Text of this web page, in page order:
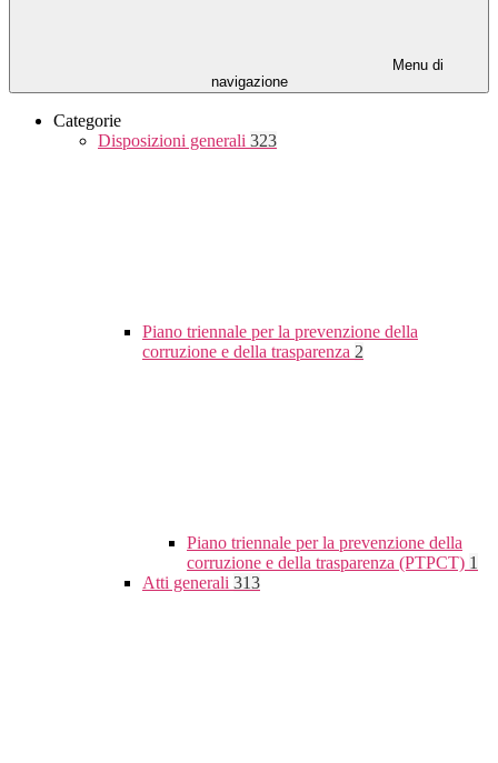
Menu di
navigazione
Categorie
Disposizioni generali 323
Piano triennale per la prevenzione della
corruzione e della trasparenza 2
Piano triennale per la prevenzione della
corruzione e della trasparenza (PTPCT) 1
Atti generali 313